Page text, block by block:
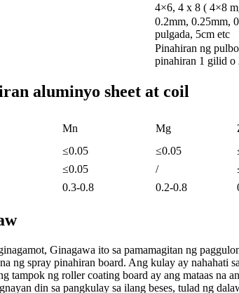
4×6, 4 x 8 ( 4×8
0.2mm, 0.25mm,
pulgada, 5cm etc
Pinahiran ng
pinahiran 1 gilid o
aluminyo sheet at coil
Mn Mg
≤0.05 ≤0.05
≤0.05 /
0.3-0.8 0.2-0.8
Ginagawa ito sa pamamagitan ng
ng spray pinahiran board. Ang kulay ay nahahati
tampok ng roller coating board ay ang mataas
din sa pangkulay sa ilang beses, tulad ng